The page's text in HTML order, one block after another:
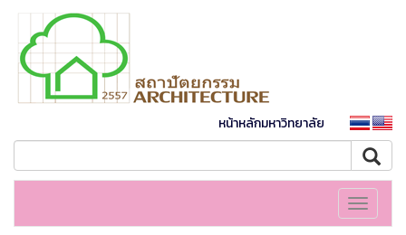
หน้าหลักมหาวิทยาลัย
Toggle